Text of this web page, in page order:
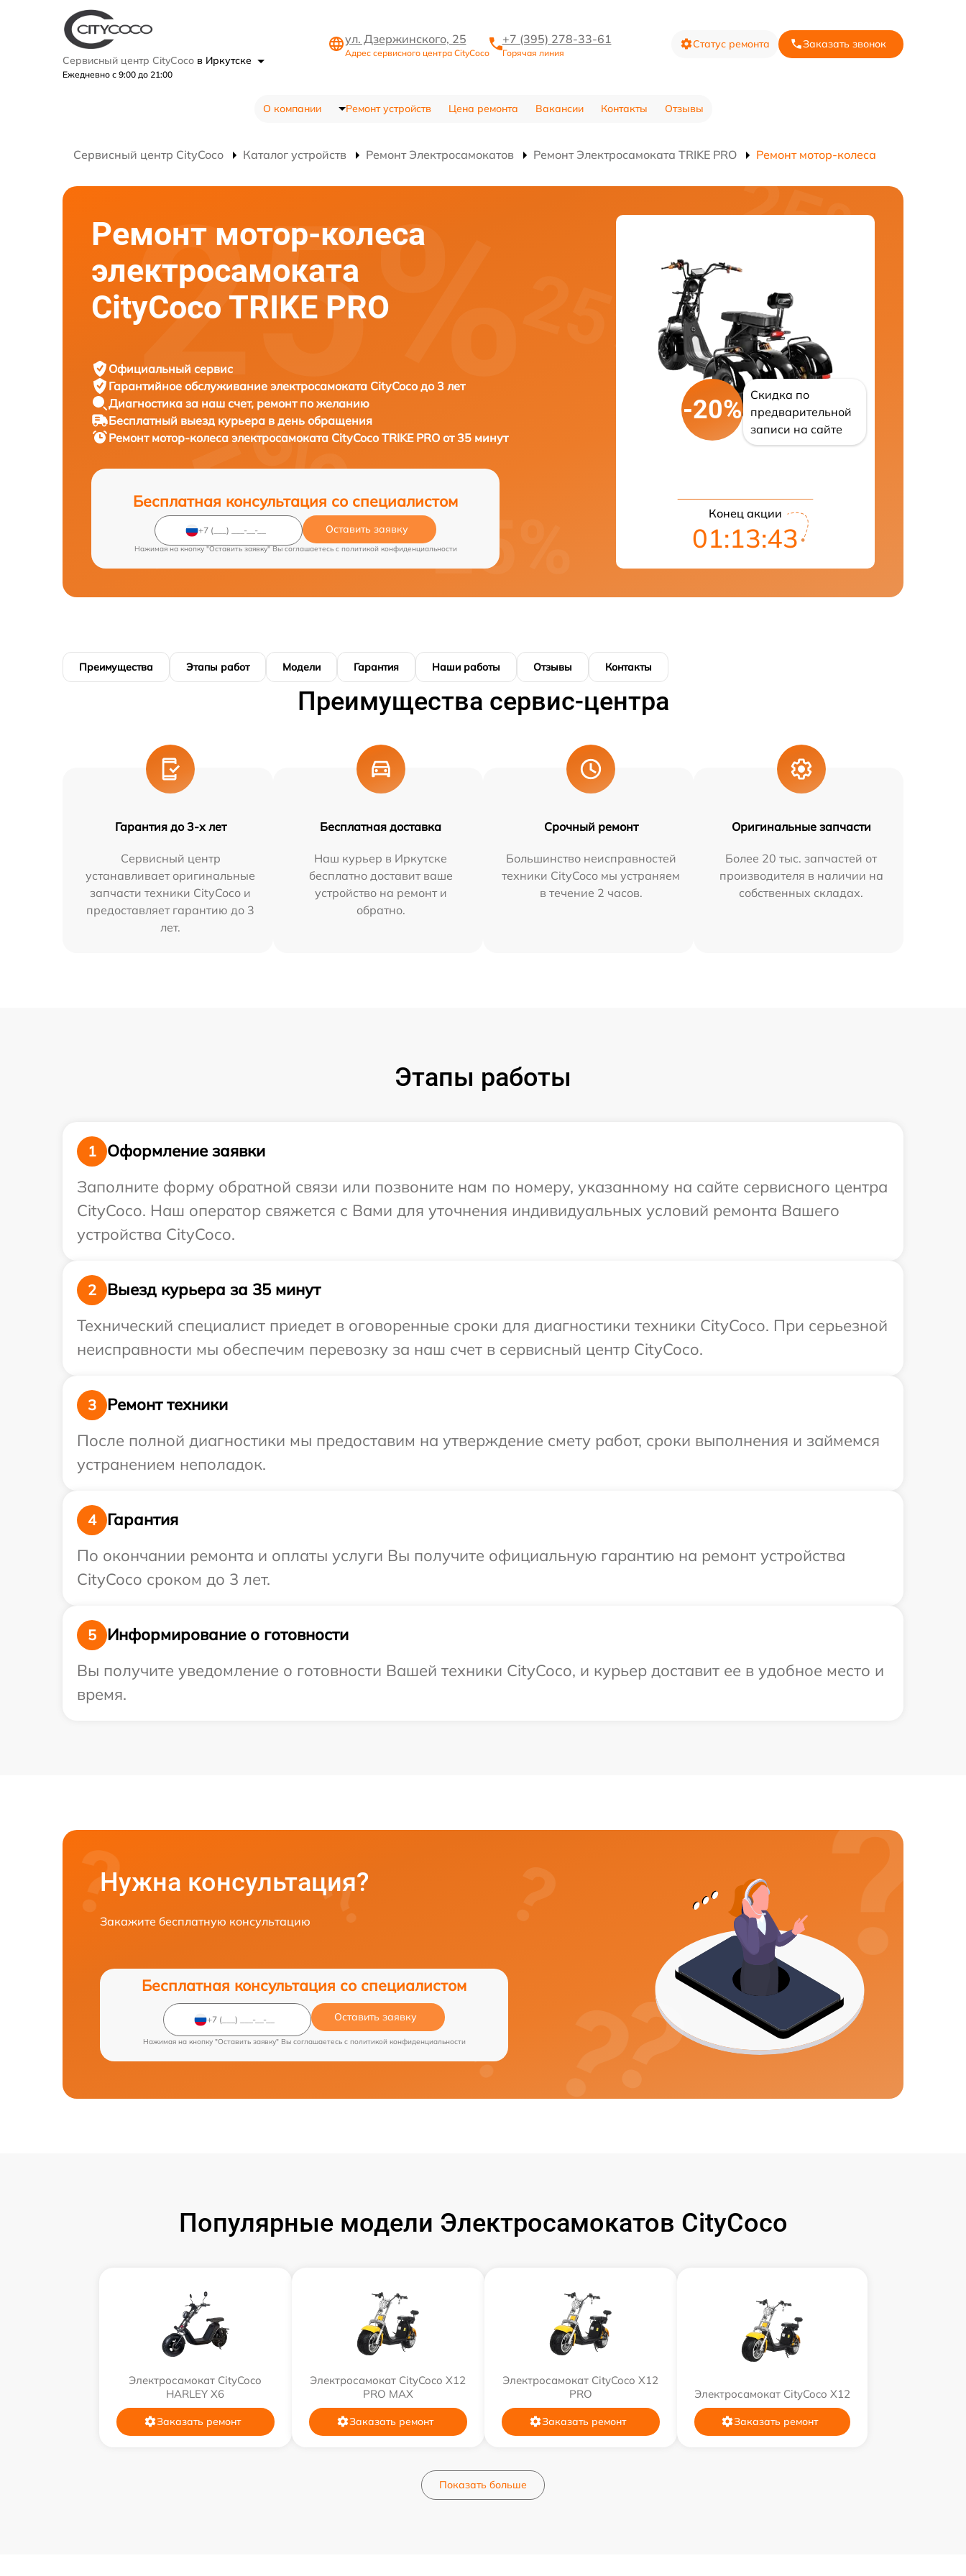
Сервисный центр CityCoco в Иркутске
Ежедневно с 9:00 до 21:00
ул. Дзержинского, 25
Адрес сервисного центра CityCoco
+7 (395) 278-33-61
Горячая линия
Статус ремонта Заказать звонок
О компании Ремонт устройств Цена ремонта Вакансии Контакты Отзывы
Сервисный центр CityCoco Каталог устройств Ремонт Электросамокатов Ремонт Электросамоката TRIKE PRO Ремонт мотор-колеса
Ремонт мотор-колеса
электросамоката
CityCoco TRIKE PRO
Официальный сервис
Гарантийное обслуживание электросамоката CityCoco до 3 лет
Диагностика за наш счет, ремонт по желанию
Бесплатный выезд курьера в день обращения
Ремонт мотор-колеса электросамоката CityCoco TRIKE PRO от 35 минут
Бесплатная консультация со специалистом
Оставить заявку
Нажимая на кнопку "Оставить заявку" Вы соглашаетесь c политикой конфиденциальности
-20%
Скидка по
предварительной
записи на сайте
Конец акции
01:13:42
Преимущества Этапы работ Модели Гарантия Наши работы Отзывы Контакты
Преимущества сервис-центра
Гарантия до 3-х лет
Сервисный центр
устанавливает оригинальные
запчасти техники CityCoco и
предоставляет гарантию до 3
лет.
Бесплатная доставка
Наш курьер в Иркутске
бесплатно доставит ваше
устройство на ремонт и
обратно.
Срочный ремонт
Большинство неисправностей
техники CityCoco мы устраняем
в течение 2 часов.
Оригинальные запчасти
Более 20 тыс. запчастей от
производителя в наличии на
собственных складах.
Этапы работы
1
Оформление заявки
Заполните форму обратной связи или позвоните нам по номеру, указанному на сайте сервисного центра
CityCoco. Наш оператор свяжется с Вами для уточнения индивидуальных условий ремонта Вашего
устройства CityCoco.
2
Выезд курьера за 35 минут
Технический специалист приедет в оговоренные сроки для диагностики техники CityCoco. При серьезной
неисправности мы обеспечим перевозку за наш счет в сервисный центр CityCoco.
3
Ремонт техники
После полной диагностики мы предоставим на утверждение смету работ, сроки выполнения и займемся
устранением неполадок.
4
Гарантия
По окончании ремонта и оплаты услуги Вы получите официальную гарантию на ремонт устройства
CityCoco сроком до 3 лет.
5
Информирование о готовности
Вы получите уведомление о готовности Вашей техники CityCoco, и курьер доставит ее в удобное место и
время.
Нужна консультация?
Закажите бесплатную консультацию
Бесплатная консультация со специалистом
Оставить заявку
Нажимая на кнопку "Оставить заявку" Вы соглашаетесь c политикой конфиденциальности
Популярные модели Электросамокатов CityCoco
Электросамокат CityCoco
HARLEY X6
Заказать ремонт
Электросамокат CityCoco X12
PRO MAX
Заказать ремонт
Электросамокат CityCoco X12
PRO
Заказать ремонт
Электросамокат CityCoco X12
Заказать ремонт
Показать больше